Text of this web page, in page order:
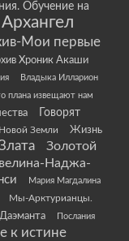
Обучение на
Архангел
Мои первые
Хроник Акаши
Владыка Илларион
плана извещают нам
Говорят
Земли
Жизнь
Золотой
Наджа-
Мария Магдалина
Мы-Арктурианцы.
Послания
к истине